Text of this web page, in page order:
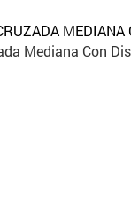
MEDIANA
Mediana Con